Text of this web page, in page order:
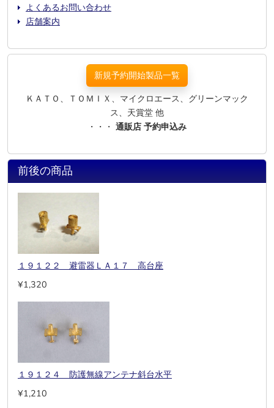
よくあるお問い合わせ
店舗案内
新規予約開始製品一覧
ＫＡＴＯ、ＴＯＭＩＸ、マイクロエース、グリーンマック
ス、天賞堂 他
・・・ 通販店 予約申込み
前後の商品
１９１２２ 避雷器ＬＡ１７ 高台座
¥1,320
１９１２４ 防護無線アンテナ斜台水平
¥1,210